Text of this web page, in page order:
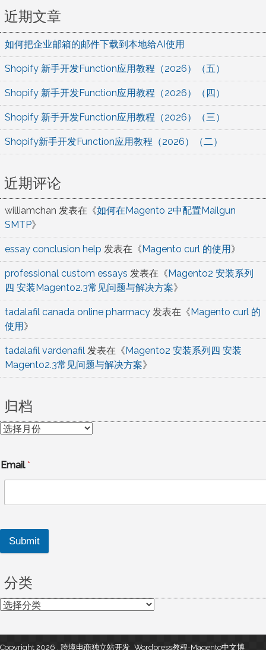
近期文章
如何把企业邮箱的邮件下载到本地给AI使用
Shopify 新手开发Function应用教程（2026）（五）
Shopify 新手开发Function应用教程（2026）（四）
Shopify 新手开发Function应用教程（2026）（三）
Shopify新手开发Function应用教程（2026）（二）
近期评论
williamchan 发表在《如何在Magento 2中配置Mailgun
SMTP》
essay conclusion help 发表在《Magento curl 的使用》
professional custom essays 发表在《Magento2 安装系列
四 安装Magento2.3常见问题与解决方案》
tadalafil canada online pharmacy 发表在《Magento curl 的
使用》
tadalafil vardenafil 发表在《Magento2 安装系列四 安装
Magento2.3常见问题与解决方案》
归档
归
Email*
Submit
分类
分
Copyright 2026 , 跨境电商独立站开发_Wordpress教程-Magento中文博